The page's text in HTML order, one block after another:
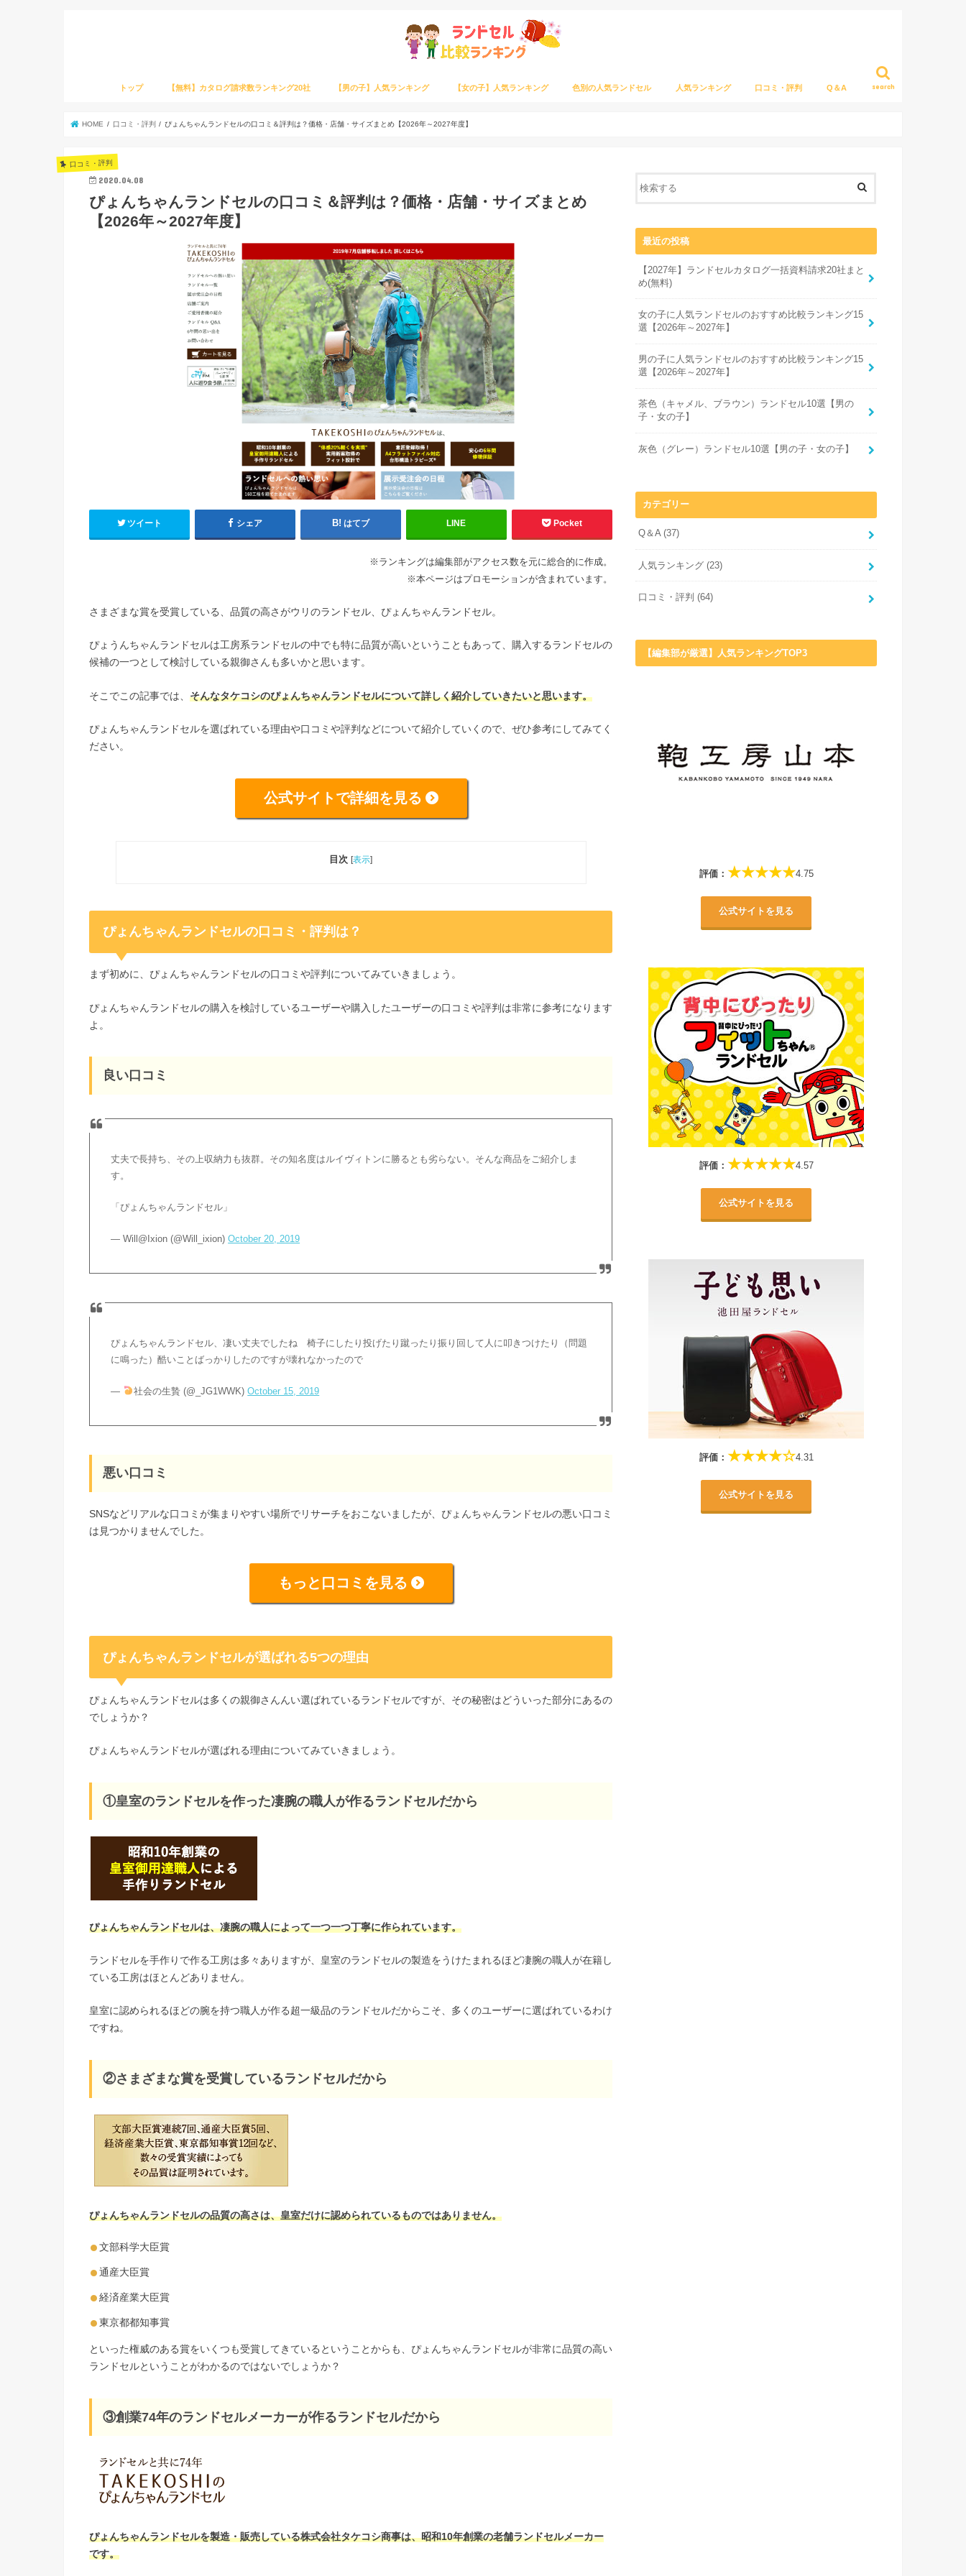
search
トップ 【無料】カタログ請求数ランキング20社 【男の子】人気ランキング 【女の子】人気ランキング 色別の人気ランドセル 人気ランキング 口コミ・評判 Q＆A
HOME 口コミ・評判 ぴょんちゃんランドセルの口コミ＆評判は？価格・店舗・サイズまとめ【2026年～2027年度】
口コミ・評判
2020.04.08
ぴょんちゃんランドセルの口コミ＆評判は？価格・店舗・サイズまとめ
【2026年～2027年度】
ツイート シェア はてブ LINE Pocket
※ランキングは編集部がアクセス数を元に総合的に作成。
※本ページはプロモーションが含まれています。
さまざまな賞を受賞している、品質の高さがウリのランドセル、ぴょんちゃんランドセル。
ぴょうんちゃんランドセルは工房系ランドセルの中でも特に品質が高いということもあって、購入するランドセルの
候補の一つとして検討している親御さんも多いかと思います。
そこでこの記事では、 そんなタケコシのぴょんちゃんランドセルについて詳しく紹介していきたいと思います。
ぴょんちゃんランドセルを選ばれている理由や口コミや評判などについて紹介していくので、ぜひ参考にしてみてく
ださい。
公式サイトで詳細を見る
目次 [表示]
ぴょんちゃんランドセルの口コミ・評判は？
まず初めに、ぴょんちゃんランドセルの口コミや評判についてみていきましょう。
ぴょんちゃんランドセルの購入を検討しているユーザーや購入したユーザーの口コミや評判は非常に参考になります
よ。
良い口コミ
丈夫で長持ち、その上収納力も抜群。その知名度はルイヴィトンに勝るとも劣らない。そんな商品をご紹介しま
す。
「ぴょんちゃんランドセル」
— Will@Ixion (@Will_ixion)October 20, 2019
ぴょんちゃんランドセル、凄い丈夫でしたね 椅子にしたり投げたり蹴ったり振り回して人に叩きつけたり（問題
に鳴った）酷いことばっかりしたのですが壊れなかったので
— 社会の生贄 (@_JG1WWK)October 15, 2019
悪い口コミ
SNSなどリアルな口コミが集まりやすい場所でリサーチをおこないましたが、ぴょんちゃんランドセルの悪い口コミ
は見つかりませんでした。
もっと口コミを見る
ぴょんちゃんランドセルが選ばれる5つの理由
ぴょんちゃんランドセルは多くの親御さんんい選ばれているランドセルですが、その秘密はどういった部分にあるの
でしょうか？
ぴょんちゃんランドセルが選ばれる理由についてみていきましょう。
①皇室のランドセルを作った凄腕の職人が作るランドセルだから
ぴょんちゃんランドセルは、凄腕の職人によって一つ一つ丁寧に作られています。
ランドセルを手作りで作る工房は多々ありますが、皇室のランドセルの製造をうけたまれるほど凄腕の職人が在籍し
ている工房はほとんどありません。
皇室に認められるほどの腕を持つ職人が作る超一級品のランドセルだからこそ、多くのユーザーに選ばれているわけ
ですね。
②さまざまな賞を受賞しているランドセルだから
ぴょんちゃんランドセルの品質の高さは、皇室だけに認められているものではありません。
文部科学大臣賞
通産大臣賞
経済産業大臣賞
東京都都知事賞
といった権威のある賞をいくつも受賞してきているということからも、ぴょんちゃんランドセルが非常に品質の高い
ランドセルということがわかるのではないでしょうか？
③創業74年のランドセルメーカーが作るランドセルだから
ぴょんちゃんランドセルを製造・販売している株式会社タケコシ商事は、昭和10年創業の老舗ランドセルメーカー
です。
最近の投稿
【2027年】ランドセルカタログ一括資料請求20社まと
め(無料)
女の子に人気ランドセルのおすすめ比較ランキング15
選【2026年～2027年】
男の子に人気ランドセルのおすすめ比較ランキング15
選【2026年～2027年】
茶色（キャメル、ブラウン）ランドセル10選【男の
子・女の子】
灰色（グレー）ランドセル10選【男の子・女の子】
カテゴリー
Q＆A (37)
人気ランキング (23)
口コミ・評判 (64)
【編集部が厳選】人気ランキングTOP3
評価： ★★★★★4.75
公式サイトを見る
評価： ★★★★★4.57
公式サイトを見る
評価： ★★★★☆4.31
公式サイトを見る